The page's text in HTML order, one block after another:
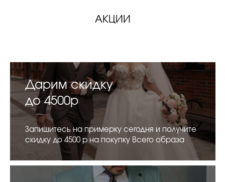
АКЦИИ
Дарим скидку
до 4500р
Запишитесь на примерку сегодня и получите
скидку до 4500 р на покупку Всего образа